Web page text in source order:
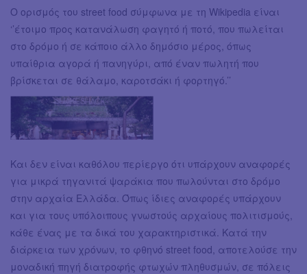
Ο ορισμός του street food σύμφωνα με τη Wikipedia είναι
‘’έτοιμο προς κατανάλωση φαγητό ή ποτό, που πωλείται
στο δρόμο ή σε κάποιο άλλο δημόσιο μέρος, όπως
υπαίθρια αγορά ή πανηγύρι, από έναν πωλητή που
βρίσκεται σε θάλαμο, καροτσάκι ή φορτηγό.’’
Και δεν είναι καθόλου περίεργο ότι υπάρχουν αναφορές
για μικρά τηγανιτά ψαράκια που πωλούνται στο δρόμο
στην αρχαία Ελλάδα. Όπως ίδιες αναφορές υπάρχουν
και για τους υπόλοιπους γνωστούς αρχαίους πολιτισμούς,
κάθε ένας με τα δικά του χαρακτηριστικά. Κατά την
διάρκεια των χρόνων, το φθηνό street food, αποτελούσε την
μοναδική πηγή διατροφής φτωχών πληθυσμών, σε πόλεις